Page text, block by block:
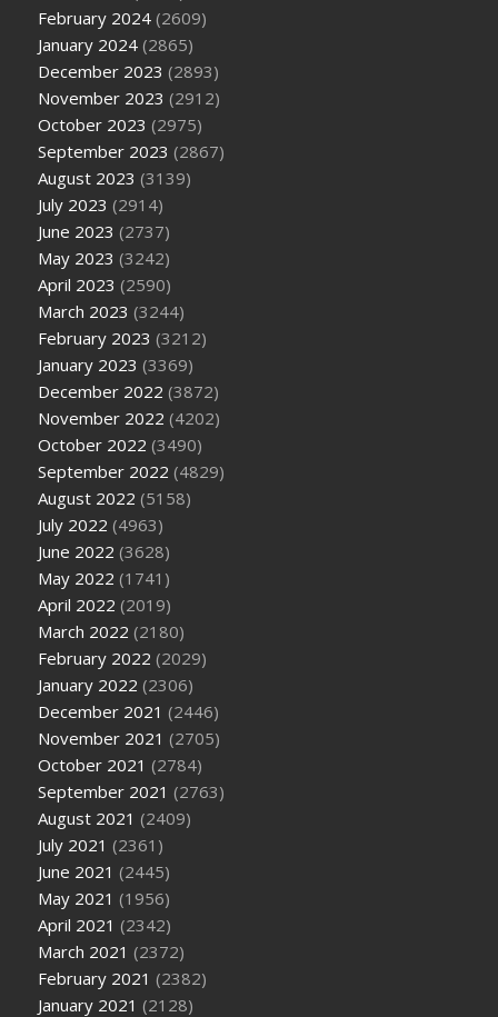
February 2024 (2609)
January 2024 (2865)
December 2023 (2893)
November 2023 (2912)
October 2023 (2975)
September 2023 (2867)
August 2023 (3139)
July 2023 (2914)
June 2023 (2737)
May 2023 (3242)
April 2023 (2590)
March 2023 (3244)
February 2023 (3212)
January 2023 (3369)
December 2022 (3872)
November 2022 (4202)
October 2022 (3490)
September 2022 (4829)
August 2022 (5158)
July 2022 (4963)
June 2022 (3628)
May 2022 (1741)
April 2022 (2019)
March 2022 (2180)
February 2022 (2029)
January 2022 (2306)
December 2021 (2446)
November 2021 (2705)
October 2021 (2784)
September 2021 (2763)
August 2021 (2409)
July 2021 (2361)
June 2021 (2445)
May 2021 (1956)
April 2021 (2342)
March 2021 (2372)
February 2021 (2382)
January 2021 (2128)